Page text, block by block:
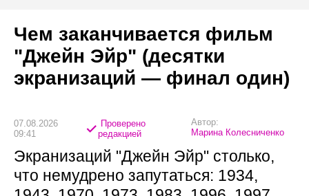
Чем заканчивается фильм
"Джейн Эйр" (десятки
экранизаций — финал один)
07.08.2026
09:41
Проверено
редакцией
Автор:
Марина Колесниченко
Экранизаций "Джейн Эйр" столько,
что немудрено запутаться: 1934,